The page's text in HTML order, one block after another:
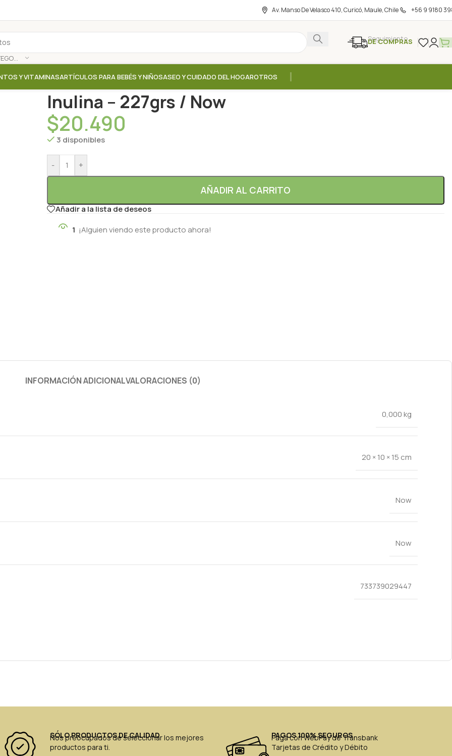
Av. Manso De Velasco 410, Curicó, Maule, Chile +56 9 9180
SELECCIONAR CATEGORÍA
Seguimiento
DE COMPRAS
Y VITAMINASARTÍCULOS PARA BEBÉS Y NIÑOSASEO Y CUIDADO DEL HOGAROTROS
Inulina – 227grs / Now
$20.490
3 disponibles
- +
AÑADIR AL CARRITO
Añadir a la lista de deseos
1 ¡Alguien viendo este producto ahora!
INFORMACIÓN ADICIONALVALORACIONES (0)
0,000 kg
20 × 10 × 15 cm
Now
Now
733739029447
SÓLO PRODUCTOS DE CALIDAD
Nos preocupados de seleccionar los mejores
productos para ti.
PAGOS 100% SEGUROS
Paga con WebPay de Transbank
Tarjetas de Crédito y Débito